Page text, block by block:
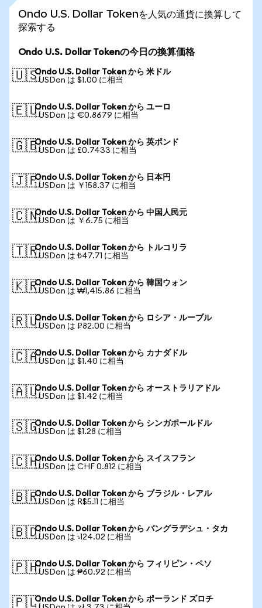
Ondo U.S. Dollar Tokenを人気の通貨に換算して
探索する
Ondo U.S. Dollar Tokenの今日の換算価格
🇺🇸Ondo U.S. Dollar Token から 米ドル
1 USDon は $1.00 に相当
🇪🇺Ondo U.S. Dollar Token から ユーロ
1 USDon は €0.8679 に相当
🇬🇧Ondo U.S. Dollar Token から 英ポンド
1 USDon は £0.7433 に相当
🇯🇵Ondo U.S. Dollar Token から 日本円
1 USDon は ￥158.37 に相当
🇨🇳Ondo U.S. Dollar Token から 中国人民元
1 USDon は ￥6.75 に相当
🇹🇷Ondo U.S. Dollar Token から トルコリラ
1 USDon は ₺47.71 に相当
🇰🇷Ondo U.S. Dollar Token から 韓国ウォン
1 USDon は ₩1,415.86 に相当
🇷🇺Ondo U.S. Dollar Token から ロシア・ルーブル
1 USDon は ₽82.00 に相当
🇨🇦Ondo U.S. Dollar Token から カナダドル
1 USDon は $1.40 に相当
🇦🇺Ondo U.S. Dollar Token から オーストラリアドル
1 USDon は $1.42 に相当
🇸🇬Ondo U.S. Dollar Token から シンガポールドル
1 USDon は $1.28 に相当
🇨🇭Ondo U.S. Dollar Token から スイスフラン
1 USDon は CHF 0.812 に相当
🇧🇷Ondo U.S. Dollar Token から ブラジル・レアル
1 USDon は R$5.11 に相当
🇧🇩Ondo U.S. Dollar Token から バングラデシュ・タカ
1 USDon は ৳124.02 に相当
🇵🇭Ondo U.S. Dollar Token から フィリピン・ペソ
1 USDon は ₱60.92 に相当
🇵🇱Ondo U.S. Dollar Token から ポーランド ズロチ